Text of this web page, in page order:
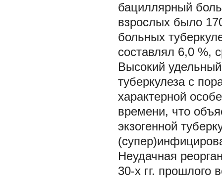
бациллярный
взрослых было
больных
составлял 6,0 %,
Высокий
туберкулеза с
характерной
времени, что
экзогенной
Неудачная
30-х гг. прошлого